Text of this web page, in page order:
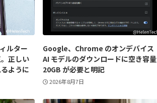
ルター
正しい
ように
Google、Chrome のオンデバイス
AI モデルのダウンロードに空き容量
20GB が必要と明記
2026年8月7日